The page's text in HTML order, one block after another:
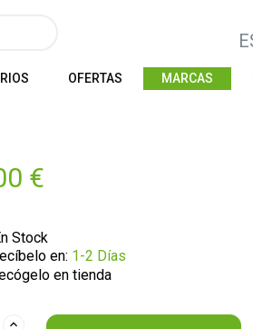
OFERTAS MARCAS
€
Stock
en: 1-2 Días
en tienda